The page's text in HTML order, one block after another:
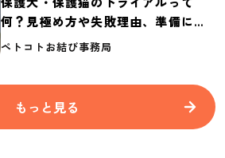
何？見極め方や失敗理由、準備に必
要なものを紹介
ペトコトお結び事務局
もっと見る